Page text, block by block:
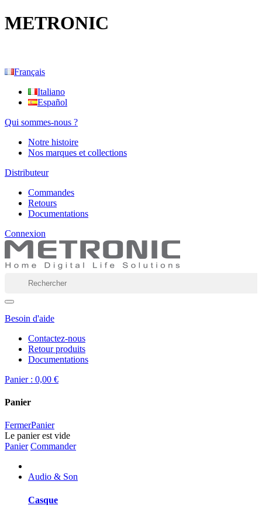
METRONIC
Français
Italiano
Español
Qui sommes-nous ?
Notre histoire
Nos marques et collections
Distributeur
Commandes
Retours
Documentations
Connexion
Besoin d'aide
Contactez-nous
Retour produits
Documentations
Panier : 0,00 €
Panier
FermerPanier
Le panier est vide
Panier Commander
Audio & Son
Casque